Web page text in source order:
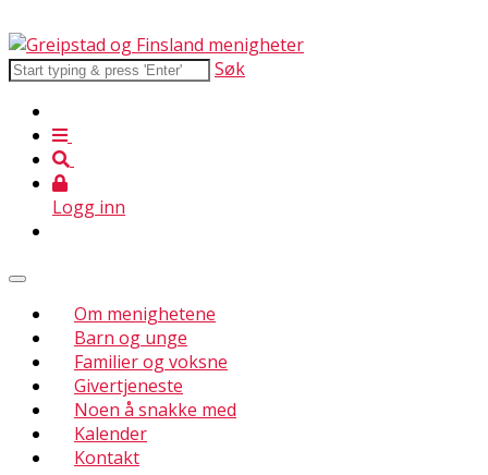
Søk
Logg inn
Om menighetene
Barn og unge
Familier og voksne
Givertjeneste
Noen å snakke med
Kalender
Kontakt